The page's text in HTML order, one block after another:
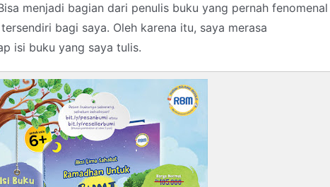
menjadi bagian dari penulis buku yang pernah fenomenal
bagi saya. Oleh karena itu, saya merasa
isi buku yang saya tulis.